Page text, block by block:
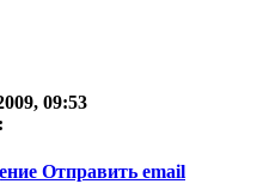
09:53
Отправить email